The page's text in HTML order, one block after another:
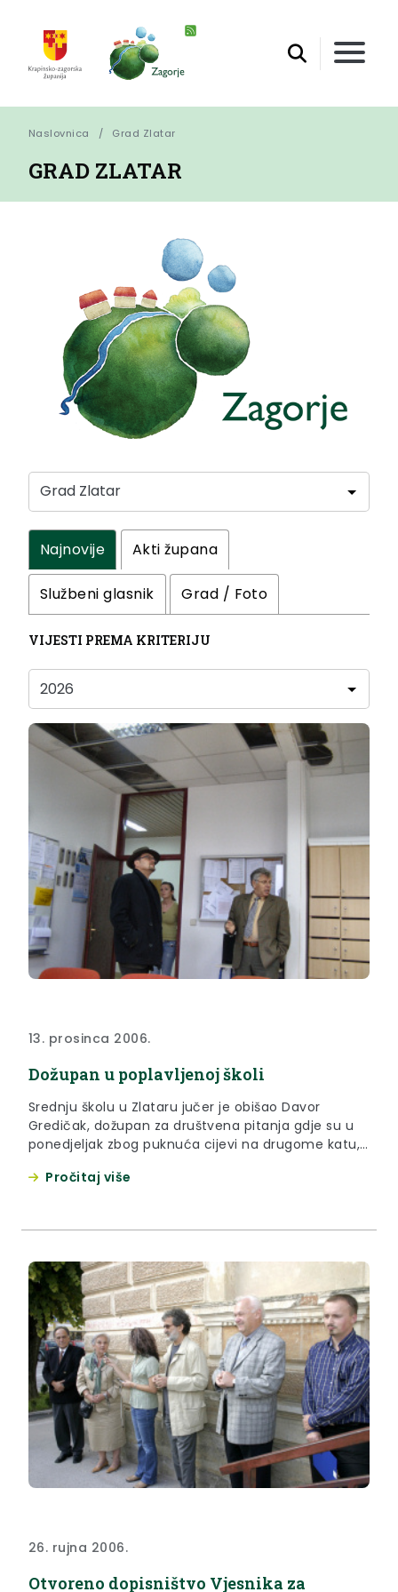
Naslovnica Grad Zlatar
GRAD ZLATAR
Najnovije Akti župana
Službeni glasnik Grad / Foto
VIJESTI PREMA KRITERIJU
13. prosinca 2006.
Dožupan u poplavljenoj školi
Srednju školu u Zlataru jučer je obišao Davor
Gredičak, dožupan za društvena pitanja gdje su u
ponedjeljak zbog puknuća cijevi na drugome katu,
drugoga kata. Ravnatelj škole Stjepan Škof pokazao
Pročitaj više
26. rujna 2006.
Otvoreno dopisništvo Vjesnika za